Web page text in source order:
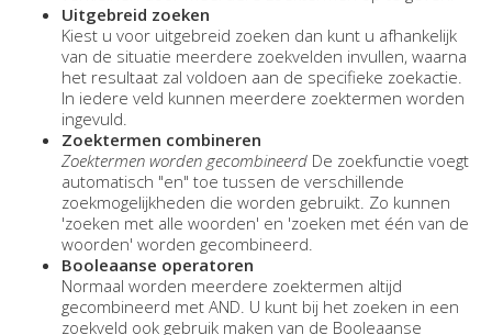
Uitgebreid zoeken
Kiest u voor uitgebreid zoeken dan kunt u afhankelijk
van de situatie meerdere zoekvelden invullen, waarna
het resultaat zal voldoen aan de specifieke zoekactie.
In iedere veld kunnen meerdere zoektermen worden
ingevuld.
Zoektermen combineren
Zoektermen worden gecombineerd De zoekfunctie voegt
automatisch "en" toe tussen de verschillende
zoekmogelijkheden die worden gebruikt. Zo kunnen
'zoeken met alle woorden' en 'zoeken met één van de
woorden' worden gecombineerd.
Booleaanse operatoren
Normaal worden meerdere zoektermen altijd
gecombineerd met AND. U kunt bij het zoeken in een
zoekveld ook gebruik maken van de Booleaanse